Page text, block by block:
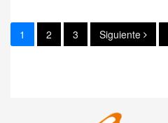
1 2 3 Siguiente